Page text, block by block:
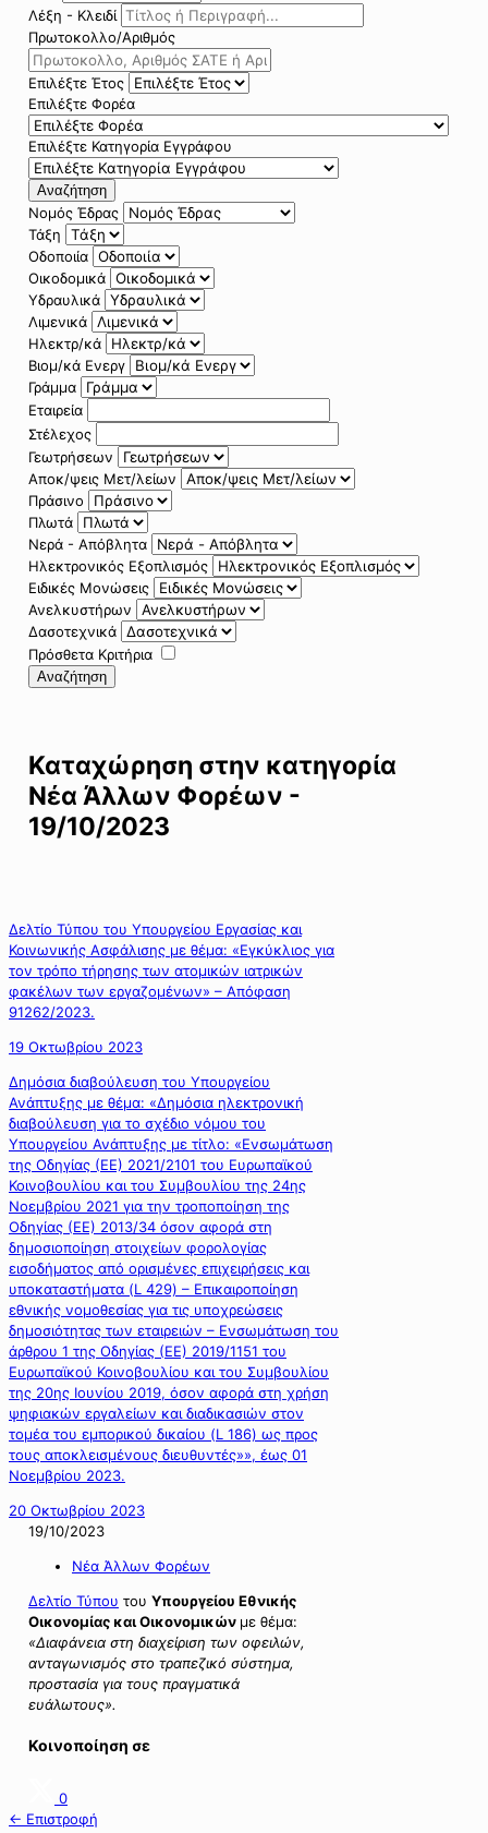
Λέξη - Κλειδί
Πρωτοκολλο/Αριθμός
Επιλέξτε Έτος
Επιλέξτε Φορέα
Επιλέξτε Κατηγορία Εγγράφου
Αναζήτηση
Νομός Έδρας
Τάξη
Οδοποιία
Οικοδομικά
Υδραυλικά
Λιμενικά
Ηλεκτρ/κά
Βιομ/κά Ενεργ
Γράμμα
Εταιρεία
Στέλεχος
Γεωτρήσεων
Αποκ/ψεις Μετ/λείων
Πράσινο
Πλωτά
Νερά - Απόβλητα
Ηλεκτρονικός Εξοπλισμός
Ειδικές Μονώσεις
Ανελκυστήρων
Δασοτεχνικά
Πρόσθετα Κριτήρια
Αναζήτηση
Καταχώρηση στην κατηγορία
Νέα Άλλων Φορέων -
19/10/2023
Δελτίο Τύπου του Υπουργείου Εργασίας και
Κοινωνικής Ασφάλισης με θέμα: «Εγκύκλιος για
τον τρόπο τήρησης των ατομικών ιατρικών
φακέλων των εργαζομένων» – Απόφαση
91262/2023.
19 Οκτωβρίου 2023
Δημόσια διαβούλευση του Υπουργείου
Ανάπτυξης με θέμα: «Δημόσια ηλεκτρονική
διαβούλευση για το σχέδιο νόμου του
Υπουργείου Ανάπτυξης με τίτλο: «Ενσωμάτωση
της Οδηγίας (ΕΕ) 2021/2101 του Ευρωπαϊκού
Κοινοβουλίου και του Συμβουλίου της 24ης
Νοεμβρίου 2021 για την τροποποίηση της
Οδηγίας (ΕΕ) 2013/34 όσον αφορά στη
δημοσιοποίηση στοιχείων φορολογίας
εισοδήματος από ορισμένες επιχειρήσεις και
υποκαταστήματα (L 429) – Επικαιροποίηση
εθνικής νομοθεσίας για τις υποχρεώσεις
δημοσιότητας των εταιρειών – Ενσωμάτωση του
άρθρου 1 της Οδηγίας (ΕΕ) 2019/1151 του
Ευρωπαϊκού Κοινοβουλίου και του Συμβουλίου
της 20ης Ιουνίου 2019, όσον αφορά στη χρήση
ψηφιακών εργαλείων και διαδικασιών στον
τομέα του εμπορικού δικαίου (L 186) ως προς
τους αποκλεισμένους διευθυντές»», έως 01
Νοεμβρίου 2023.
20 Οκτωβρίου 2023
19/10/2023
Νέα Άλλων Φορέων
Δελτίο Τύπου του Υπουργείου Εθνικής
Οικονομίας και Οικονομικών με θέμα:
«Διαφάνεια στη διαχείριση των οφειλών,
ανταγωνισμός στο τραπεζικό σύστημα,
προστασία για τους πραγματικά
ευάλωτους».
Κοινοποίηση σε
0
← Επιστροφή